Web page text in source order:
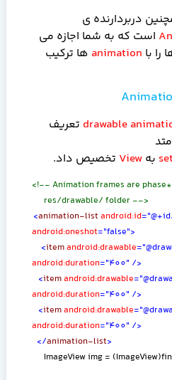
دربردارنده ی
است که به شما اجازه می
را با animation ها ترکیب
drawable تعریف
به View تخصیص داد.
<!-- Animation frames are
res/drawable/ folder -->
<animation-list android:id
android:oneshot="false">
<itemandroid:drawable
android:duration="400" />
<itemandroid:drawable
android:duration="400" />
<itemandroid:drawable
android:duration="400" />
</animation-list>
ImageView img =